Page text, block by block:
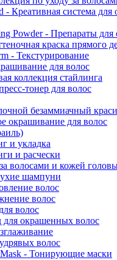
- Креативная система для
Powder - Препараты для
краска прямого
- Текстурирование
для волос
коллекция стайлинга
тонер для волос
безаммиачный
окрашивание для волос
и укладка
и расчески
волосами и кожей
шампуни
волос
волос
волос
для окрашенных волос
волос
- Тонирующие маски